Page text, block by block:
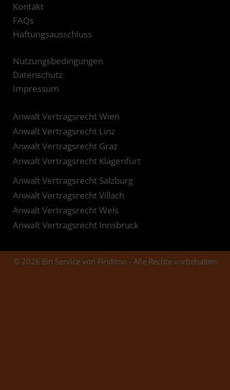
Kontakt
FAQs
Haftungsausschluss
Nutzungsbedingungen
Datenschutz
Impressum
Anwalt Vertragsrecht Wien
Anwalt Vertragsrecht Linz
Anwalt Vertragsrecht Graz
Anwalt Vertragsrecht Klagenfurt
Anwalt Vertragsrecht Salzburg
Anwalt Vertragsrecht Villach
Anwalt Vertragsrecht Wels
Anwalt Vertragsrecht Innsbruck
© 2026 Ein Service von Finditoo - Alle Rechte vorbehalten